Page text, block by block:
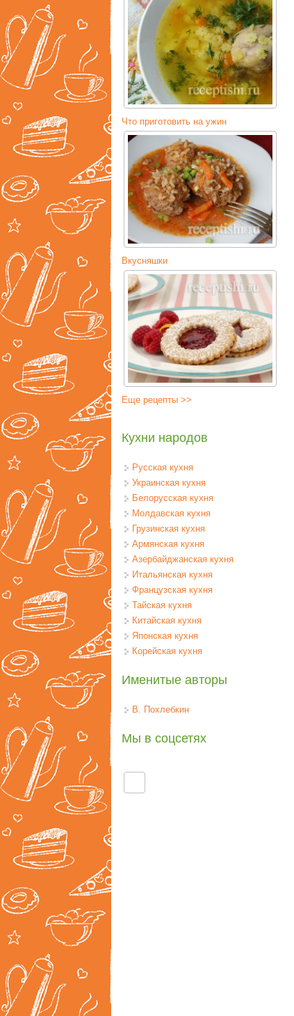
Что приготовить на ужин
Вкусняшки
Еще рецепты >>
Кухни народов
Русская кухня
Украинская кухня
Белорусская кухня
Молдавская кухня
Грузинская кухня
Армянская кухня
Азербайджанская кухня
Итальянская кухня
Французская кухня
Тайская кухня
Китайская кухня
Японская кухня
Корейская кухня
Именитые авторы
В. Похлебкин
Мы в соцсетях